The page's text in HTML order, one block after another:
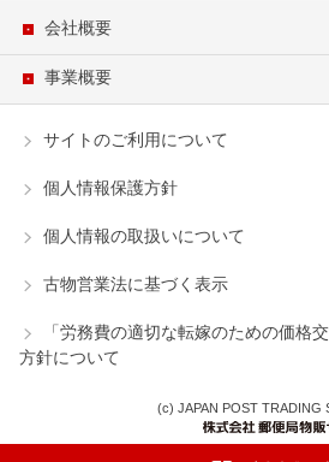
会社概要
事業概要
サイトのご利用について
個人情報保護方針
個人情報の取扱いについて
古物営業法に基づく表示
「労務費の適切な転嫁のための価格
方針について